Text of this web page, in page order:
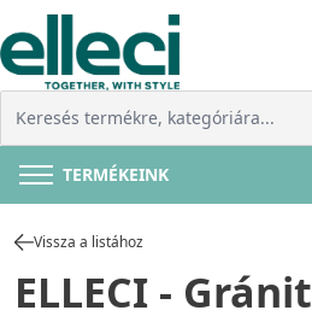
TERMÉKEINK
Vissza a listához
ELLECI - Gránit